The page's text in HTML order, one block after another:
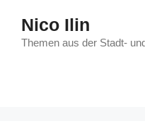
Inhalt
springen
Nico Ilin
Themen aus der Stadt-